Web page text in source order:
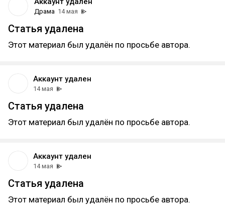
Драма 14 мая
Статья удалена
Этот материал был удалён по просьбе автора.
Аккаунт удален
14 мая
Статья удалена
Этот материал был удалён по просьбе автора.
Аккаунт удален
14 мая
Статья удалена
Этот материал был удалён по просьбе автора.